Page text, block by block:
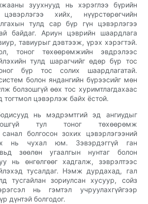
зуухнууд нь хэрэглээ бүрийн
хийх, нүүрстөрөгчийн
тулд сар бүр гүн цэвэрлэгээ
байдаг. Ариун цэврийн шаардлага
тавиурыг дэвтээж, үрэх хэрэгтэй.
тоног төхөөрөмжийн эвдрэлээс
тулд шарагчийг өдөр бүр тос
бүр тос солих шаардлагатай.
болон яндангийн бүрээсийг мөн
болзошгүй өөх тос хуримтлагдахаас
тогтмол цэвэрлэж байх ёстой.
нь мэдрэмтгий эд ангиудыг
тул тоног төхөөрөмж
болгосон зохих цэвэрлэгээний
нь чухал юм. Зэвэрдэггүй ган
зөөлөн угаалгын нунтаг болон
нь өнгөлгөөг хадгалж, зэврэлтээс
тусалдаг. Нэмж дурдахад, гал
тусгайлан зориулсан хусуур, сойз
нь гэмтэл учруулахгүйгээр
дүнтэй болгодог.